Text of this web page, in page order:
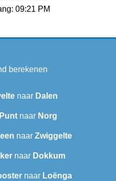
09:21 PM
berekenen
naar Dalen
naar Norg
naar Zwiggelte
naar Dokkum
naar Loënga